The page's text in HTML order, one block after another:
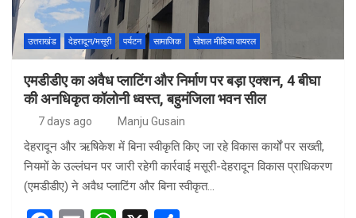
उत्तराखंड देहरादून/मसूरी पर्यटन सामाजिक सोशल मीडिया वायरल
एमडीडीए का अवैध प्लाटिंग और निर्माण पर बड़ा एक्शन, 4 बीघा
की अनधिकृत कॉलोनी ध्वस्त, बहुमंजिला भवन सील
7 days ago Manju Gusain
देहरादून और ऋषिकेश में बिना स्वीकृति किए जा रहे विकास कार्यों पर सख्ती,
नियमों के उल्लंघन पर जारी रहेगी कार्रवाई मसूरी-देहरादून विकास प्राधिकरण
(एमडीडीए) ने अवैध प्लाटिंग और बिना स्वीकृत…